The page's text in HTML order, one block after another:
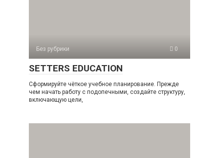
Без рубрики 0
SETTERS EDUCATION
Сформируйте чёткое учебное планирование. Прежде
чем начать работу с подопечными, создайте структуру,
включающую цели,